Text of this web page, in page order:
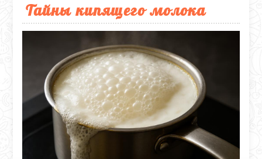
Тайны кипящего молока